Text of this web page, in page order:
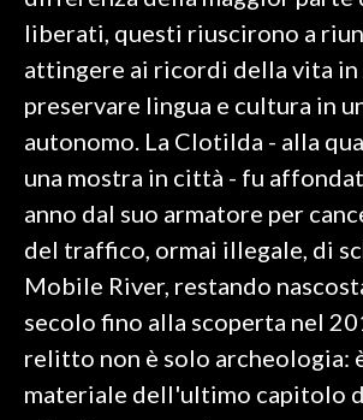
liberati, questi riuscirono a
attingere ai ricordi della vita
preservare lingua e cultura in
autonomo. La Clotilda - alla
una mostra in città - fu
anno dal suo armatore per
del traffico, ormai illegale, di
Mobile River, restando
secolo fino alla scoperta nel
relitto non è solo archeologia:
materiale dell'ultimo capitolo